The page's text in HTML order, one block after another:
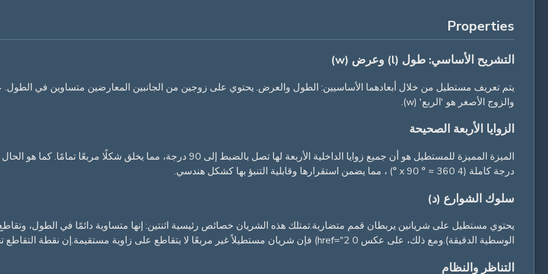
Properties
التشريح الأساسي: طول (l) وعرض (w)
والزوج الأصغر هو 'الربع' (w).
الزوايا الأربعة الصحيحة
درجة كاملة (4 x 90 ° = 360 °) ، مما يضمن استقرارها وقابلية التنبؤ بها كشكل هندسي.
سلوك الشوارع (د)
يحتوي مستطيل على شريانين يربطان قمم متضاربة.تمتلك هذه الشريان خصائص رئيسية اثنتين: إنها متساوية دائمًا في الطول، وتقاطع
الوسطية الدقيقة).ومع ذلك، على عكس 0 href="2) فإن شريان مستطيلاً غير مربعًا لا يتقاطع على زاوية مستقيمة.إن نقطة التقاطع تخلق زواياً حادتين وعميقتين.
التناظر والنظام